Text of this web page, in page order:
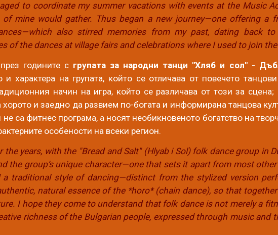
to coordinate my summer vacations with events at the Music
of mine would gather. Thus began a new journey—one offering a
also stirred memories from my past, dating back
of the dances at village fairs and celebrations where I used to join
рез годините с групата за народни танци "Хляб и сол" -
и характера на групата, който се отличава от повечетотанцови
начин на игра, който се различава от този за
хорото и заедно да развием по-богата и информирана танцова
не са фитнес програма, а носят необикновеното богатство на
особености на всеки регион.
the years, with the "Bread and Salt" (Hlyab i Sol) folk dance group in
the group’s unique character—one that sets it apart from most
a traditional style of dancing—distinct from the stylized version
natural essence of the *horo* (chain dance), so that
I hope they come to understand that folk dance is not merely a
richness of the Bulgarian people, expressed through music and